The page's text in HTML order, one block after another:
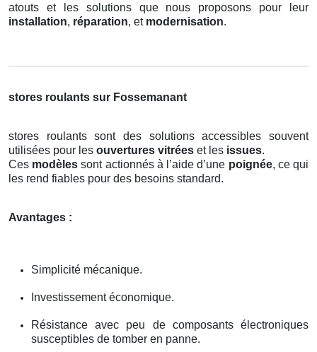
atouts et les solutions que nous proposons pour leur
installation, réparation, et modernisation.
stores roulants sur Fossemanant
stores roulants sont des solutions accessibles souvent
utilisées pour les ouvertures vitrées et les issues.
Ces modèles sont actionnés à l’aide d’une poignée, ce qui
les rend fiables pour des besoins standard.
Avantages :
Simplicité mécanique.
Investissement économique.
Résistance avec peu de composants électroniques
susceptibles de tomber en panne.